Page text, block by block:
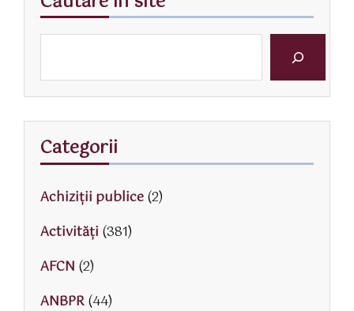
Categorii
Achiziții publice(2)
Activităţi (381)
AFCN (2)
ANBPR(44)